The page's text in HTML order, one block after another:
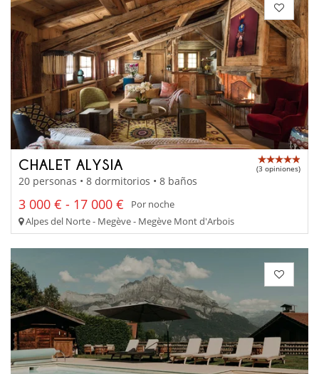
CHALET ALYSIA (3 opiniones)
20 personas • 8 dormitorios • 8 baños
3 000 € - 17 000 €
Por noche
Alpes del Norte - Megève - Megève Mont d'Arbois